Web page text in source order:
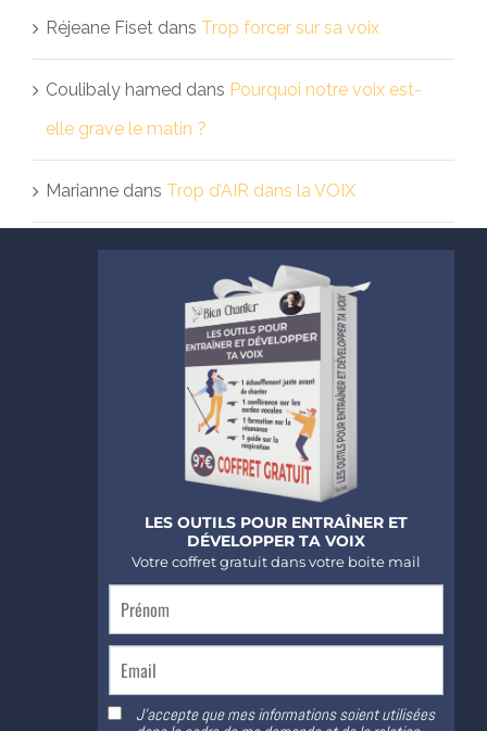
Réjeane Fiset dans Trop forcer sur sa voix
Coulibaly hamed dans Pourquoi notre voix est-
elle grave le matin ?
Marianne dans Trop d’AIR dans la VOIX